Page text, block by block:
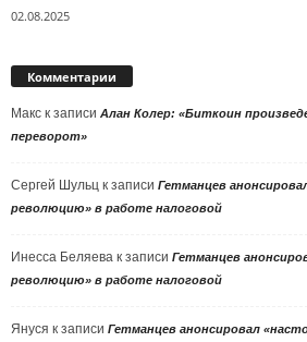
02.08.2025
Комментарии
Макс к записи Алан Колер: «Биткоин
переворот»
Сергей Шульц к записи Гетманцев
революцию» в работе налоговой
Инесса Беляева к записи Гетманцев
революцию» в работе налоговой
Януся к записи Гетманцев анонсировал